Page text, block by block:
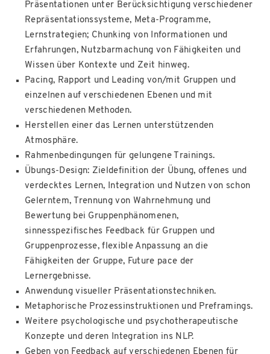
Präsentationen unter Berücksichtigung verschiedener
Repräsentationssysteme, Meta-Programme,
Lernstrategien; Chunking von Informationen und
Erfahrungen, Nutzbarmachung von Fähigkeiten und
Wissen über Kontexte und Zeit hinweg.
Pacing, Rapport und Leading von/mit Gruppen und
einzelnen auf verschiedenen Ebenen und mit
verschiedenen Methoden.
Herstellen einer das Lernen unterstützenden
Atmosphäre.
Rahmenbedingungen für gelungene Trainings.
Übungs-Design: Zieldefinition der Übung, offenes und
verdecktes Lernen, Integration und Nutzen von schon
Gelerntem, Trennung von Wahrnehmung und
Bewertung bei Gruppenphänomenen,
sinnesspezifisches Feedback für Gruppen und
Gruppenprozesse, flexible Anpassung an die
Fähigkeiten der Gruppe, Future pace der
Lernergebnisse.
Anwendung visueller Präsentationstechniken.
Metaphorische Prozessinstruktionen und Preframings.
Weitere psychologische und psychotherapeutische
Konzepte und deren Integration ins NLP.
Geben von Feedback auf verschiedenen Ebenen für